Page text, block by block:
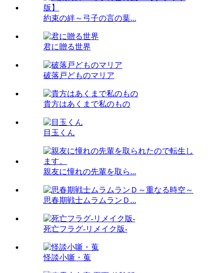
約束の絆～弓子の言の葉...
君に贈る世界
破落戸どものマリア
貴方はあくまで私のもの
目玉くん
親友に憧れの先輩を取ら...
思春期戦士ムラムランＤ...
死亡フラグ-リメイク版-
怪談小噺・蒐